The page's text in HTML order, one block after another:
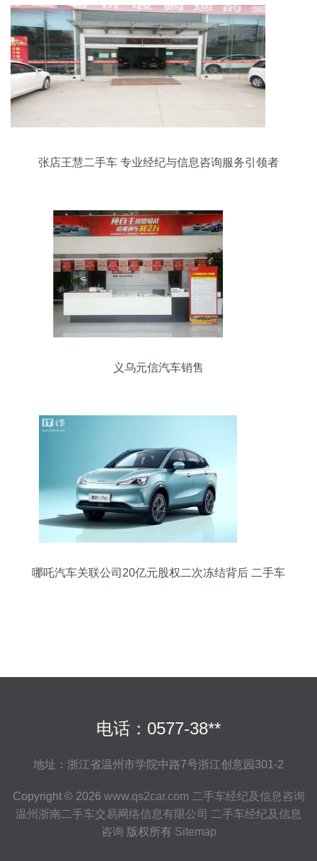
张店王慧二手车 专业经纪与信息咨询服务引领者
义乌元信汽车销售
哪吒汽车关联公司20亿元股权二次冻结背后 二手车
电话：0577-38**
地址：浙江省温州市学院中路7号浙江创意园301-2
Copyright © 2026 www.qs2car.com 二手车经纪及信息咨询
温州浙南二手车交易网络信息有限公司 二手车经纪及信息
咨询 版权所有 Sitemap